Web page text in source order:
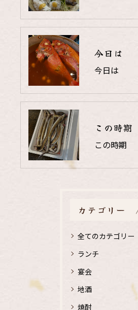
今日は
今日は
この時期
この時期
カテゴリー
全てのカテゴリー
ランチ
宴会
地酒
焼酎